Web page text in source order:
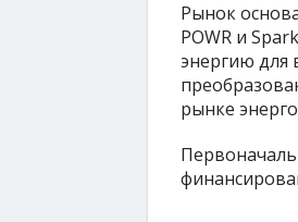
Рынок
POWR и
энергию для
рынке